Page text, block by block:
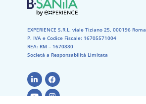
EXPERIENCE S.R.L. viale Tiziano 25, 000196 Roma
P. IVA e Codice Fiscale: 16705571004
REA: RM – 1670880
Società a Responsabilità Limitata